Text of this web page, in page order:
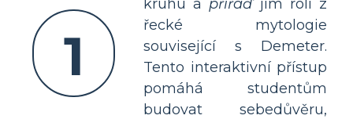
1
kruhu a přiřaďjim roli z
řecké mytologie
související s Demeter.
Tento interaktivní přístup
pomáhá studentům
budovat sebedůvěru,